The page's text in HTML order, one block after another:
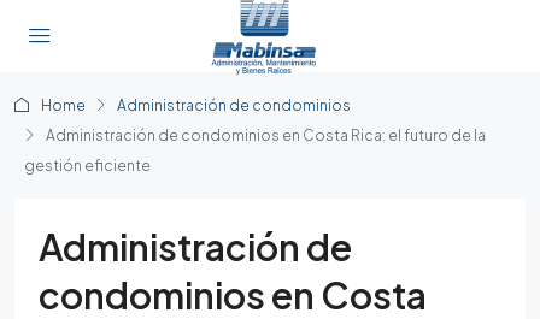
Home
Administración de condominios
Administración de condominios en Costa Rica: el futuro de la
gestión eficiente
Administración de
condominios en Costa